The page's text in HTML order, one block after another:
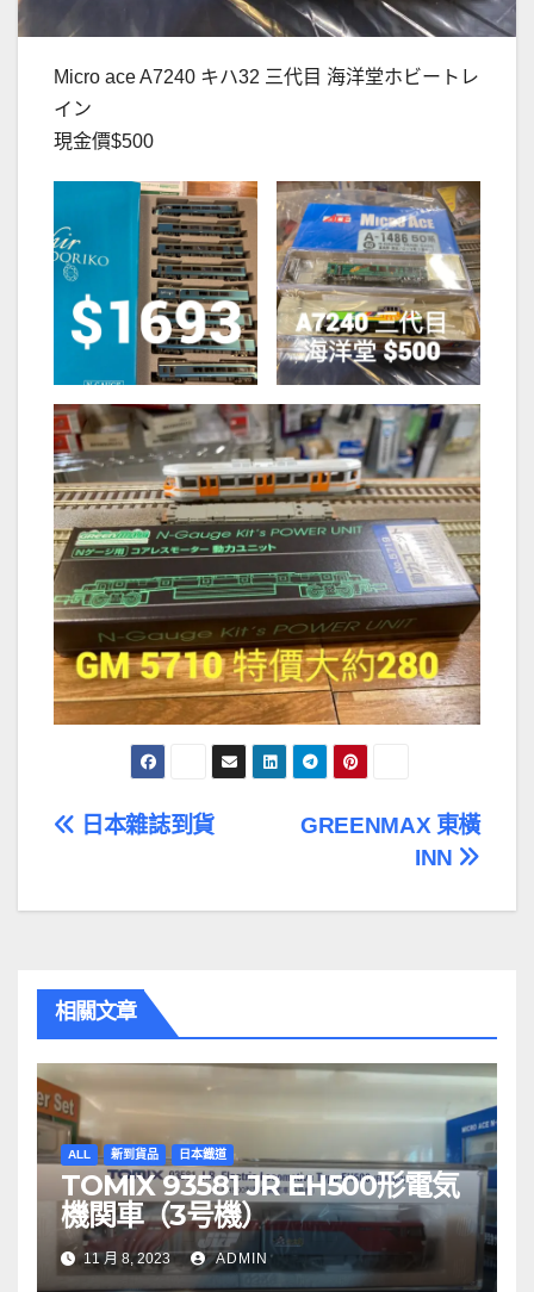
Micro ace A7240 キハ32 三代目 海洋堂ホビートレ
イン
現金價$500
文
覽
GREENMAX 東橫
INN
日本雜誌到貨
相關文章
ALL 新到貨品 日本鐡道
TOMIX 93581 JR EH500形電気
機関車（3号機）
11 月 8, 2023 ADMIN